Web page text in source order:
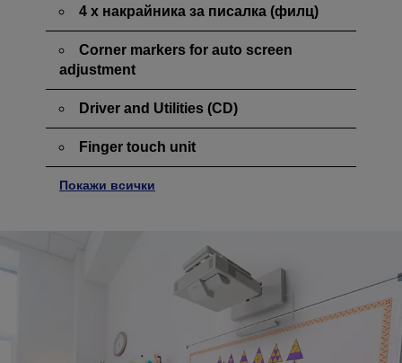
4 x накрайника за писалка (филц)
Corner markers for auto screen
adjustment
Driver and Utilities (CD)
Finger touch unit
Покажи всички